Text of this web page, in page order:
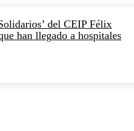
del CEIP Félix
han llegado a hospitales